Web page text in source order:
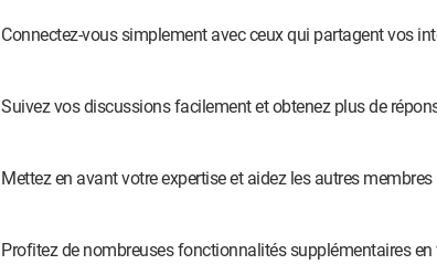
Connectez-vous simplement avec ceux qui partagent vos
Suivez vos discussions facilement et obtenez plus de
Mettez en avant votre expertise et aidez les autres membres
Profitez de nombreuses fonctionnalités supplémentaires